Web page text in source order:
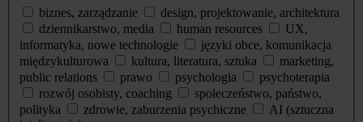
biznes, zarządzanie
design, projektowanie, architektura
dziennikarstwo, media
human resources
UX,
informatyka, nowe technologie
języki obce, komunikacja
międzykulturowa
kultura, literatura, sztuka
marketing,
public relations
prawo psychologia
psychoterapia
rozwój osobisty, coaching
społeczeństwo, państwo,
polityka
zdrowie, zaburzenia psychiczne
AI (sztuczna